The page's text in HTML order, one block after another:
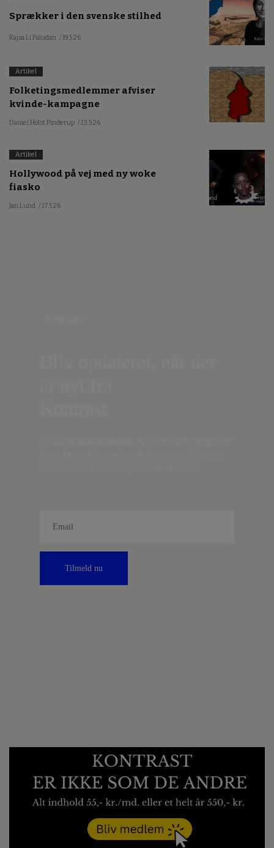
Sprækker i den svenske stilhed
Kajsa Li Paludan / 19.5.26
Artikel
Folketingsmedlemmer afviser
kvinde-kampagne
Daniel Holst Pinderup / 13.5.26
Artikel
Hollywood på vej med ny woke
fiasko
Jan Lund / 17.5.26
Tilmeld nu